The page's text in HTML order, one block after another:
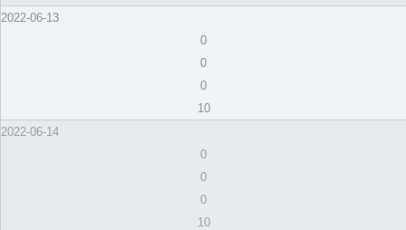
2022-06-13
0
0
0
10
2022-06-14
0
0
0
10